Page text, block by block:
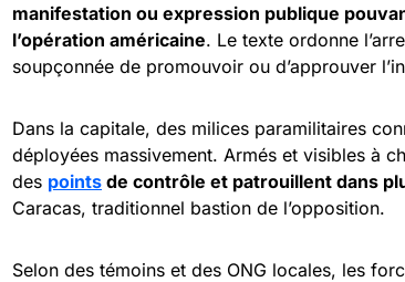
manifestation ou expression publique
l’opération américaine. Le texte ordonne
soupçonnée de promouvoir ou d’approuver
Dans la capitale, des milices paramilitaires
déployées massivement. Armés et visibles à
des points de contrôle et patrouillent dans
Caracas, traditionnel bastion de l’opposition.
Selon des témoins et des ONG locales, les